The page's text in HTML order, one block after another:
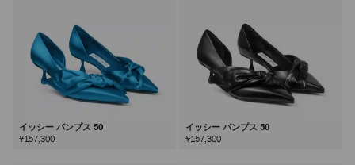
イッシー パンプス 50
¥157,300
イッシー パンプス 50
¥157,300